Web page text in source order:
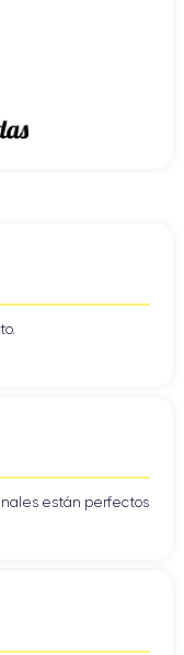
están perfectos